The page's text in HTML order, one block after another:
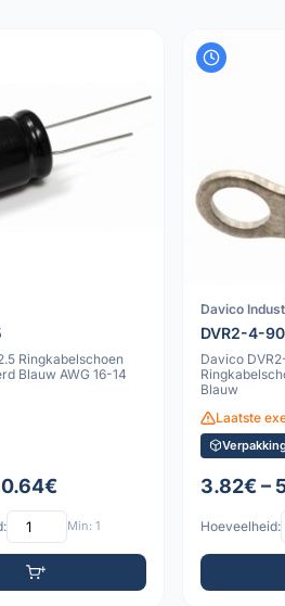
Ringkabelschoen
Blauw AWG 16-14
Min: 1
Davico
DVR2-4-90
Davico
Blauw
Laatste
3.82€ –
Hoeveelheid: